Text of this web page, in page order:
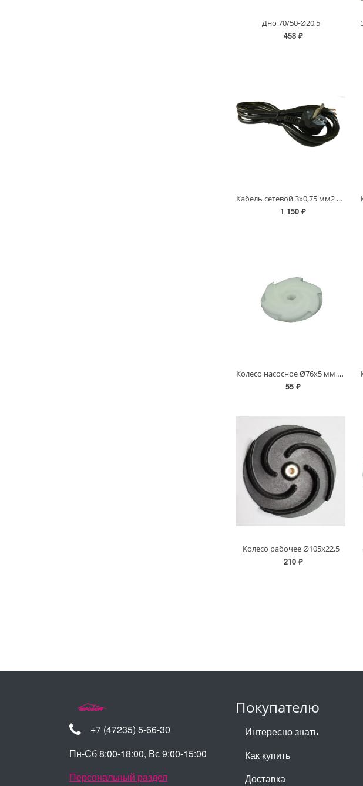
Дно 70/50-Ø20,5
458 ₽
Кабель сетевой 3х0,75 мм2 с вилкой, L=10 м.
1 150 ₽
Колесо насосное Ø76х5 мм (40 л)
55 ₽
Колесо рабочее Ø105х22,5
210 ₽
Покупателю
Интересно знать
Как купить
Доставка
+7 (47235) 5-66-30
Пн-Сб 8:00-18:00, Вс 9:00-15:00
Персональный раздел